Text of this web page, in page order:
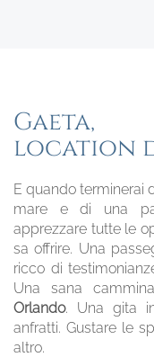
Gaeta,
location
E quando terminerai
mare e di una
apprezzare tutte le
sa offrire. Una
ricco di
Una sana
Orlando. Una gita
anfratti. Gustare le
altro.